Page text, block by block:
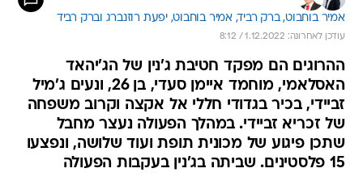
אמיר בוחבוט, ברק רביד, אמיר בוחבוט, יפעת רוזנברג וברק רביד
עודכן לאחרונה: 1.12.2022 / 8:12
ההרוגים הם מפקד חטיבת ג'נין של הג'יהאד
האסלאמי, מוחמד איימן סעדי, בן 26, ונעים ג'מיל
זביידי, בכיר בגדודי חללי אל אקצה וקרוב משפחה
של זכריא זביידי. במהלך הפעולה נעצר מחבל
שתכן פיגוע של מכונית תופת ועוד שלושה, ונפצעו
15 פלסטינים. שביתה בג'נין בעקבות הפעולה